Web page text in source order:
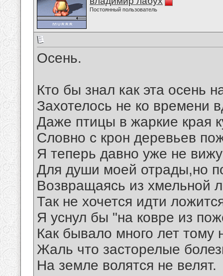
Постоянный пользователь
Осень.
Кто бы знал как эта осень
Захотелось не ко времени
Даже птицы в жаркие края
Словно с крон деревьев
Я теперь давно уже не
Для души моей отрады,но
Возвращаясь из хмельной
Так не хочется идти
Я уснул бы "на ковре из
Как бывало много лет тому
Жаль что засторелые
На земле волятся не велят.